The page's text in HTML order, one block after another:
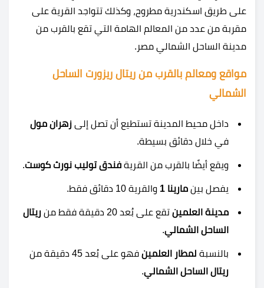
على طريق اسكندرية مطروح، وكذلك تتواجد القرية على
مقربة من عدد من المعالم الهامة التي تقع بالقرب من
مدينة الساحل الشمالي مصر.
مواقع ومعالم بالقرب من ريتال ريزورت الساحل
الشمالي
داخل محيط المدينة تستطيع أن تصل إلى زهران مول
في خلال دقائق بسيطة.
ويقع أيضًا بالقرب من القرية فندق توليب نورث كوست.
يفصل بين مارينا 1 والقرية 10 دقائق فقط.
مدينة العلمين تقع على بُعد 20 دقيقة فقط من
ريتال
الساحل الشمالي.
بالنسبة لمطار العلمين فهو على بُعد 45 دقيقة من
ريتال الساحل الشمالي.